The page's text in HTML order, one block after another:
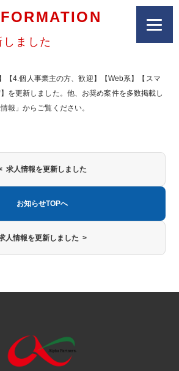
ました
【4.個人事業主の方、歓迎】【Web系】【スマ
を更新しました。他、お奨め案件を多数掲載し
報」からご覧ください。
求人情報を更新しました
お知らせTOPへ
人情報を更新しました >